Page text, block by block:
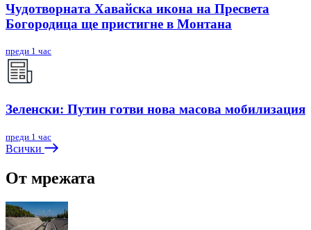
Чудотворната Хавайска икона на Пресвета
Богородица ще пристигне в Монтана
преди 1 час
Зеленски: Путин готви нова масова мобилизация
преди 1 час
Всички
От мрежата